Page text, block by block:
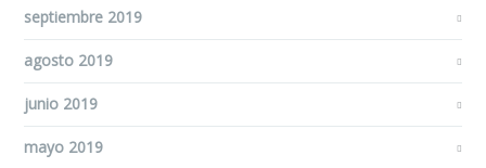
septiembre 2019
agosto 2019
junio 2019
mayo 2019